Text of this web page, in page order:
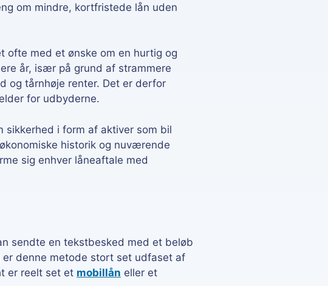
om mindre, kortfristede lån uden
ofte med et ønske om en hurtig og
år, især på grund af strammere
og tårnhøje renter. Det er derfor
for udbyderne.
i form af aktiver som bil
historik og nuværende
sig enhver låneaftale med
sendte en tekstbesked med et beløb
denne metode stort set udfaset af
er reelt set et mobillån eller et